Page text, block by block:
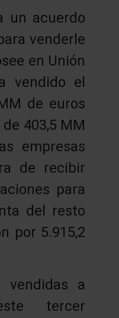
un acuerdo
venderle
en Unión
vendido el
de euros
403,5 MM
empresas
de recibir
para
del resto
por 5.915,2
vendidas a
tercer